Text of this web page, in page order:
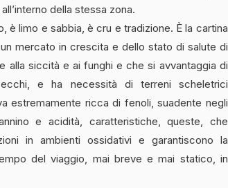
della stessa zona.
è limo e sabbia, è cru e tradizione. È la cartina
mercato in crescita e dello stato di salute di
alla siccità e ai funghi e che si avvantaggia di
e ha necessità di terreni scheletrici
estremamente ricca di fenoli, suadente negli
e acidità, caratteristiche, queste, che
in ambienti ossidativi e garantiscono la
del viaggio, mai breve e mai statico, in